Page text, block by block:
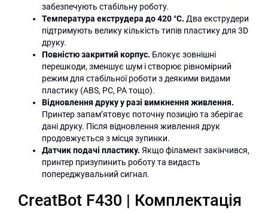
забезпечують стабільну роботу.
Температура екструдера до 420 °C. Два екструдери
підтримують велику кількість типів пластику для 3D
друку.
Повністю закритий корпус. Блокує зовнішні
перешкоди, зменшує шум і створює рівномірний
режим для стабільної роботи з деякими видами
пластику (ABS, PC, PA тощо).
Відновлення друку у разі вимкнення живлення.
Принтер запам’ятовує поточну позицію та зберігає
дані друку. Після відновлення живлення друк
продовжується з місця зупинки.
Датчик подачі пластику. Якщо філамент закінчився,
принтер призупинить роботу та видасть
попереджувальний сигнал.
CreatBot F430 | Комплектація